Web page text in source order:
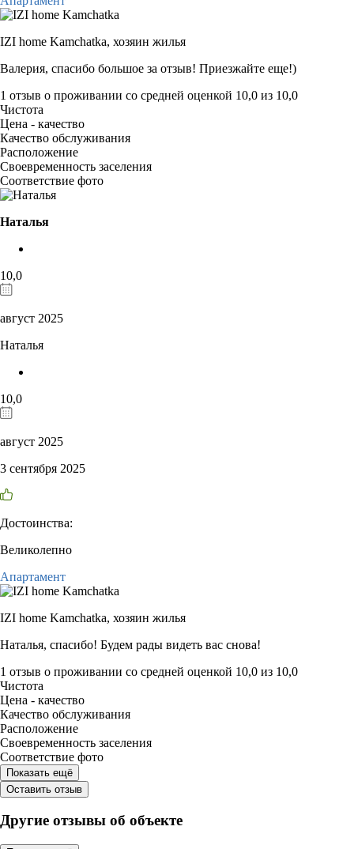
IZI home Kamchatka, хозяин жилья
Валерия, спасибо большое за отзыв! Приезжайте еще!)
1 отзыв о проживании со средней оценкой 10,0 из 10,0
Чистота
Цена - качество
Качество обслуживания
Расположение
Своевременность заселения
Соответствие фото
Наталья
10,0
август 2025
Наталья
10,0
август 2025
3 сентября 2025
Достоинства:
Великолепно
Апартамент
IZI home Kamchatka, хозяин жилья
Наталья, спасибо! Будем рады видеть вас снова!
1 отзыв о проживании со средней оценкой 10,0 из 10,0
Чистота
Цена - качество
Качество обслуживания
Расположение
Своевременность заселения
Соответствие фото
Показать ещё
Оставить отзыв
Другие отзывы об объекте